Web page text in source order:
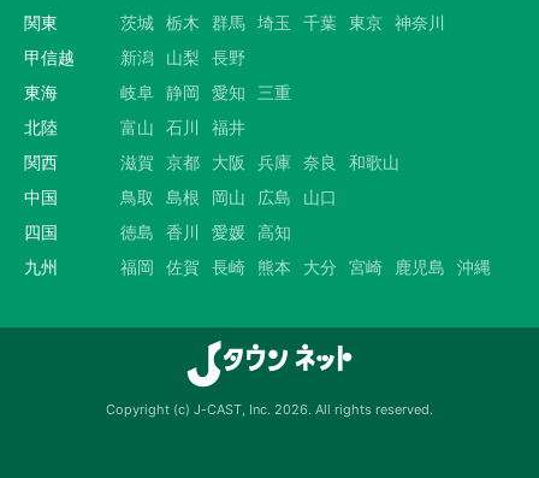
関東
茨城 栃木 群馬 埼玉 千葉 東京 神奈川
甲信越
新潟 山梨
長野
東海
岐阜 静岡 愛知
三重
北陸
富山 石川
福井
関西
滋賀 京都 大阪 兵庫 奈良
和歌山
中国
鳥取 島根 岡山 広島
山口
四国
徳島 香川 愛媛 高知
九州
福岡 佐賀 長崎 熊本 大分 宮崎 鹿児島 沖縄
Copyright (c) J-CAST, Inc. 2026. All rights reserved.